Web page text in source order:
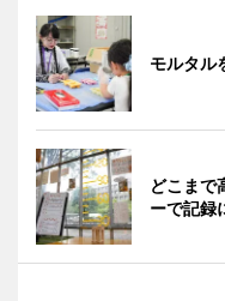
モルタル
どこま
ーで記録